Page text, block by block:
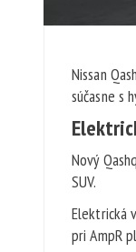
Nissan
súčasne s
Nový
SUV.
Elektrická
pri AmpR